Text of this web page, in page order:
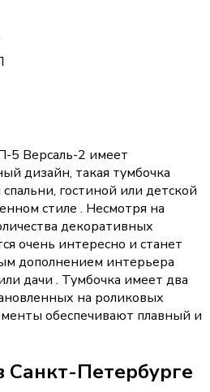
5 Версаль-2 имеет
дизайн, такая тумбочка
гостиной или детской
стиле . Несмотря на
декоративных
очень интересно и станет
дополнением интерьера
дачи . Тумбочка имеет два
на роликовых
обеспечивают плавный и
Санкт-Петербурге